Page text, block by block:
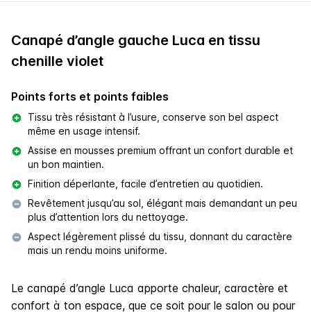
Canapé d’angle gauche Luca en tissu
chenille violet
Points forts et points faibles
Tissu très résistant à l’usure, conserve son bel aspect
même en usage intensif.
Assise en mousses premium offrant un confort durable et
un bon maintien.
Finition déperlante, facile d’entretien au quotidien.
Revêtement jusqu’au sol, élégant mais demandant un peu
plus d’attention lors du nettoyage.
Aspect légèrement plissé du tissu, donnant du caractère
mais un rendu moins uniforme.
Le canapé d’angle Luca apporte chaleur, caractère et
confort à ton espace, que ce soit pour le salon ou pour